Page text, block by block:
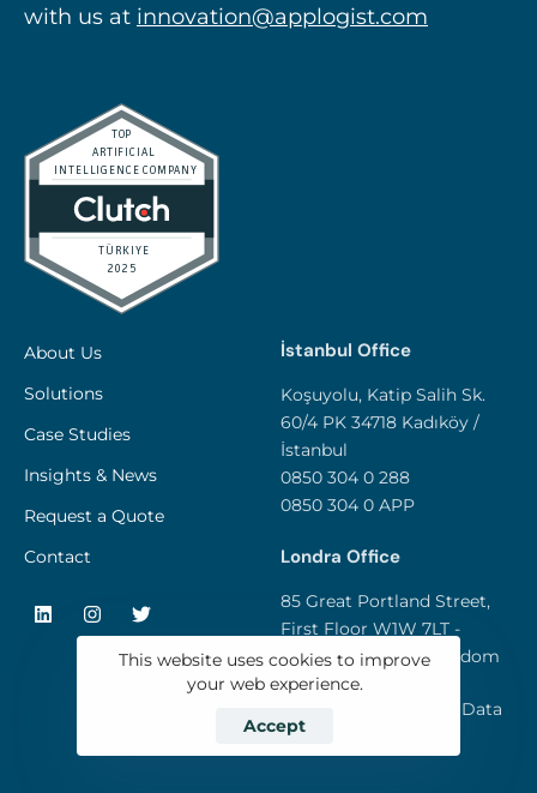
with us at innovation@applogist.com
About Us
Solutions
Case Studies
Insights & News
Request a Quote
Contact
İstanbul Office
Koşuyolu, Katip Salih Sk.
60/4 PK 34718 Kadıköy /
İstanbul
0850 304 0 288
0850 304 0 APP
Londra Office
85 Great Portland Street,
First Floor W1W 7LT -
London / United Kingdom
Privacy and Personal Data
Policy
This website uses cookies to improve
your web experience.
Accept